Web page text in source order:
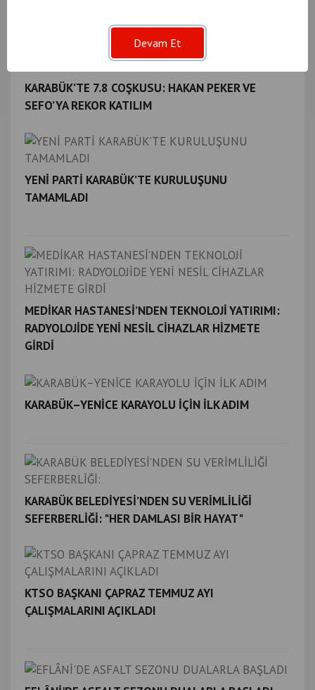
KARABÜK’TE 7.8 COŞKUSU: HAKAN PEKER VE
SEFO’YA REKOR KATILIM
YENİ PARTİ KARABÜK’TE KURULUŞUNU
TAMAMLADI
MEDİKAR HASTANESİ’NDEN TEKNOLOJİ YATIRIMI:
RADYOLOJİDE YENİ NESİL CİHAZLAR HİZMETE
GİRDİ
KARABÜK–YENİCE KARAYOLU İÇİN İLK ADIM
KARABÜK BELEDİYESİ’NDEN SU VERİMLİLİĞİ
SEFERBERLİĞİ: "HER DAMLASI BİR HAYAT"
KTSO BAŞKANI ÇAPRAZ TEMMUZ AYI
ÇALIŞMALARINI AÇIKLADI
Devam Et